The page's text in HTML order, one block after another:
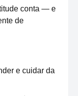
conta — e
de
e cuidar da